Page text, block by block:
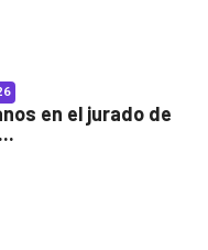
en el jurado de